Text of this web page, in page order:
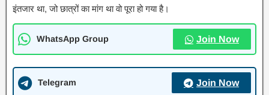
इंतजार था, जो छात्रों का मांग था वो पूरा हो गया है।
WhatsApp Group Join Now
Telegram Join Now